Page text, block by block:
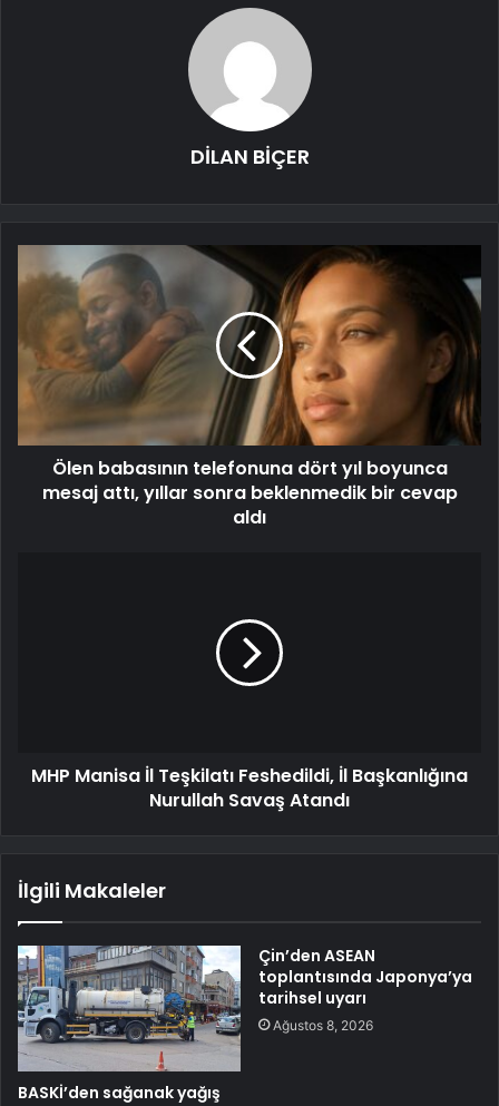
DİLAN BİÇER
Ölen babasının telefonuna dört yıl boyunca
mesaj attı, yıllar sonra beklenmedik bir cevap
aldı
MHP Manisa İl Teşkilatı Feshedildi, İl Başkanlığına
Nurullah Savaş Atandı
İlgili Makaleler
BASKİ’den sağanak yağış
Çin’den ASEAN
toplantısında Japonya’ya
tarihsel uyarı
Ağustos 8, 2026